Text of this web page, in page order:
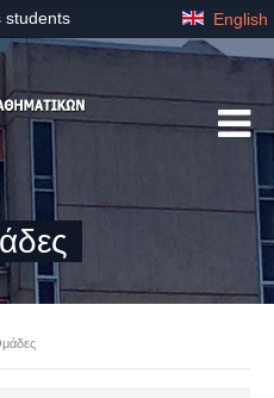
students English